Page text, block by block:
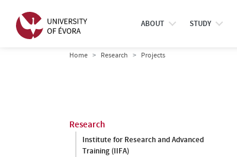
ABOUT STUDY
Home Research Projects
Research
Institute for Research and Advanced
Training (IIFA)